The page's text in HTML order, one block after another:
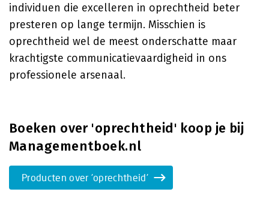
individuen die excelleren in oprechtheid beter
presteren op lange termijn. Misschien is
oprechtheid wel de meest onderschatte maar
krachtigste communicatievaardigheid in ons
professionele arsenaal.
Boeken over 'oprechtheid' koop je bij
Managementboek.nl
Producten over 'oprechtheid'